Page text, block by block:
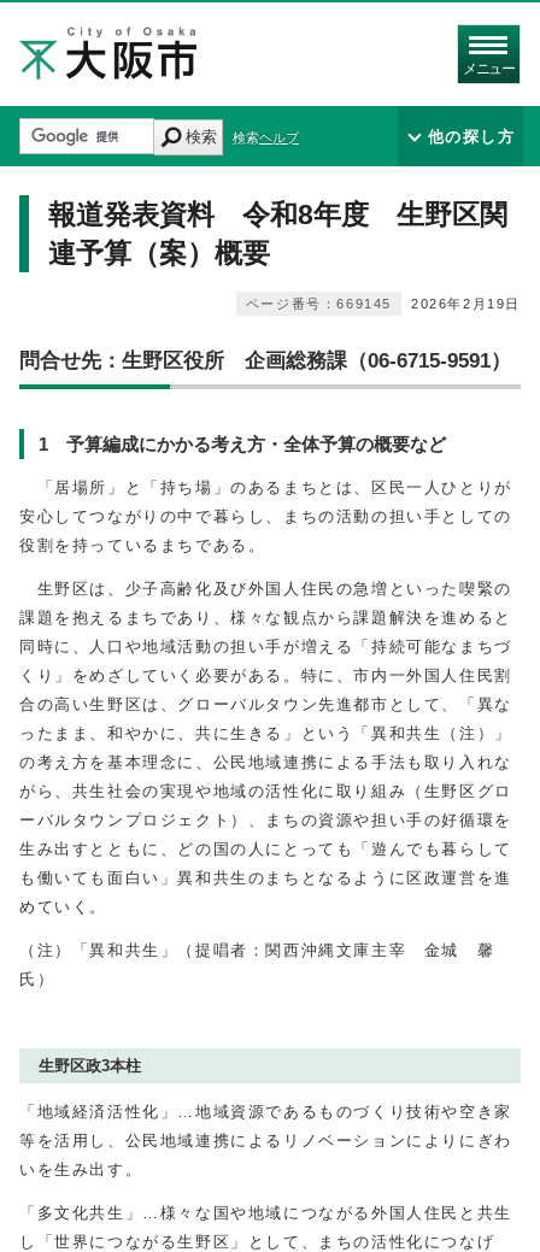
メニュー
検索 検索ヘルプ 他の探し方
報道発表資料 令和8年度 生野区関
連予算（案）概要
2026年2月19日
ページ番号：669145
問合せ先：生野区役所 企画総務課（06-6715-9591）
1 予算編成にかかる考え方・全体予算の概要など
「居場所」と「持ち場」のあるまちとは、区民一人ひとりが
安心してつながりの中で暮らし、まちの活動の担い手としての
役割を持っているまちである。
生野区は、少子高齢化及び外国人住民の急増といった喫緊の
課題を抱えるまちであり、様々な観点から課題解決を進めると
同時に、人口や地域活動の担い手が増える「持続可能なまちづ
くり」をめざしていく必要がある。特に、市内一外国人住民割
合の高い生野区は、グローバルタウン先進都市として、「異な
ったまま、和やかに、共に生きる」という「異和共生（注）」
の考え方を基本理念に、公民地域連携による手法も取り入れな
がら、共生社会の実現や地域の活性化に取り組み（生野区グロ
ーバルタウンプロジェクト）、まちの資源や担い手の好循環を
生み出すとともに、どの国の人にとっても「遊んでも暮らして
も働いても面白い」異和共生のまちとなるように区政運営を進
めていく。
（注）「異和共生」（提唱者：関西沖縄文庫主宰 金城 馨
氏）
生野区政3本柱
「地域経済活性化」…地域資源であるものづくり技術や空き家
等を活用し、公民地域連携によるリノベーションによりにぎわ
いを生み出す。
「多文化共生」…様々な国や地域につながる外国人住民と共生
し「世界につながる生野区」として、まちの活性化につなげ